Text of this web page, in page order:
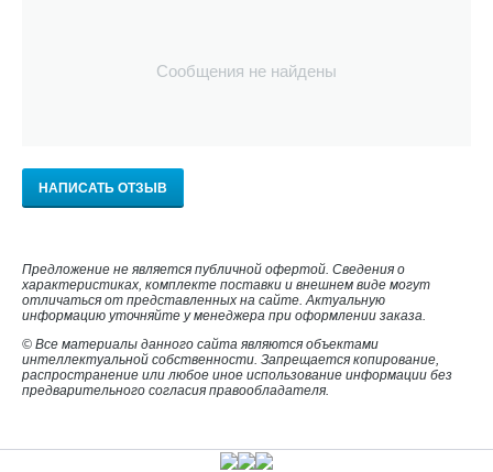
Сообщения не найдены
НАПИСАТЬ ОТЗЫВ
Предложение не является публичной офертой. Сведения о
характеристиках, комплекте поставки и внешнем виде могут
отличаться от представленных на сайте. Актуальную
информацию уточняйте у менеджера при оформлении заказа.
© Все материалы данного сайта являются объектами
интеллектуальной собственности. Запрещается копирование,
распространение или любое иное использование информации без
предварительного согласия правообладателя.